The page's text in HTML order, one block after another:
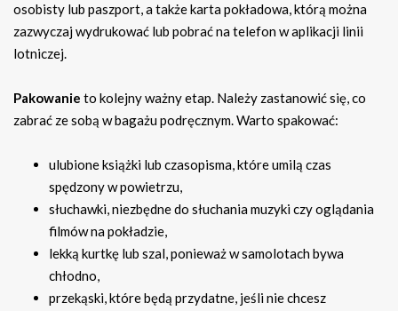
osobisty lub paszport, a także karta pokładowa, którą można
zazwyczaj wydrukować lub pobrać na telefon w aplikacji linii
lotniczej.
Pakowanie to kolejny ważny etap. Należy zastanowić się, co
zabrać ze sobą w bagażu podręcznym. Warto spakować:
ulubione książki lub czasopisma, które umilą czas
spędzony w powietrzu,
słuchawki, niezbędne do słuchania muzyki czy oglądania
filmów na pokładzie,
lekką kurtkę lub szal, ponieważ w samolotach bywa
chłodno,
przekąski, które będą przydatne, jeśli nie chcesz